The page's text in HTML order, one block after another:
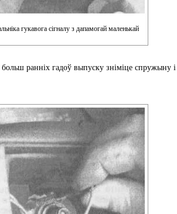
гукавога сігналу з дапамогай маленькай
ранніх гадоў выпуску зніміце спружыну